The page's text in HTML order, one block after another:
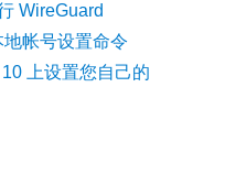
WireGuard
帐号设置命令
上设置您自己的